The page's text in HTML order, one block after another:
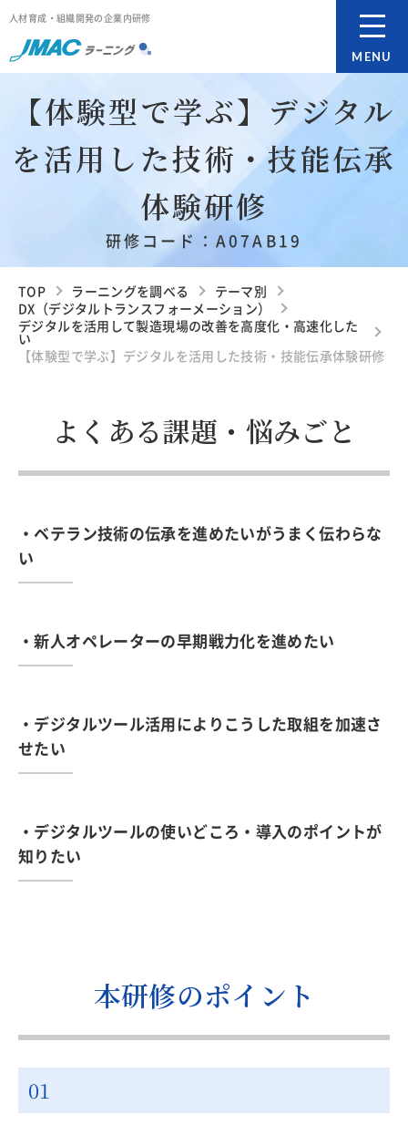
人材育成・組織開発の企業内研修
MENU
【体験型で学ぶ】デジタル
を活用した技術・技能伝承
体験研修
研修コード：A07AB19
TOP ラーニングを調べる
テーマ別
DX（デジタルトランスフォーメーション）
デジタルを活用して製造現場の改善を高度化・高速化した
い
【体験型で学ぶ】デジタルを活用した技術・技能伝承体験研修
よくある課題・悩みごと
・ベテラン技術の伝承を進めたいがうまく伝わらな
い
・新人オペレーターの早期戦力化を進めたい
・デジタルツール活用によりこうした取組を加速さ
せたい
・デジタルツールの使いどころ・導入のポイントが
知りたい
本研修のポイント